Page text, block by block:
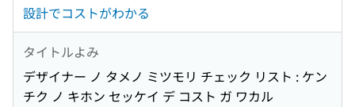
設計でコストがわかる
タイトルよみ
デザイナー ノ タメノ ミツモリ チェック リスト : ケン
チク ノ キホン セッケイ デ コスト ガ ワカル